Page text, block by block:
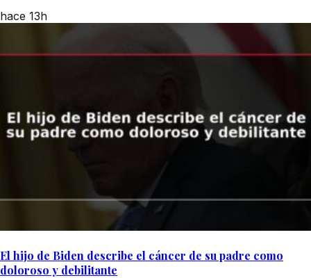
hace 13h
El hijo de Biden describe el cáncer de su padre como
doloroso y debilitante